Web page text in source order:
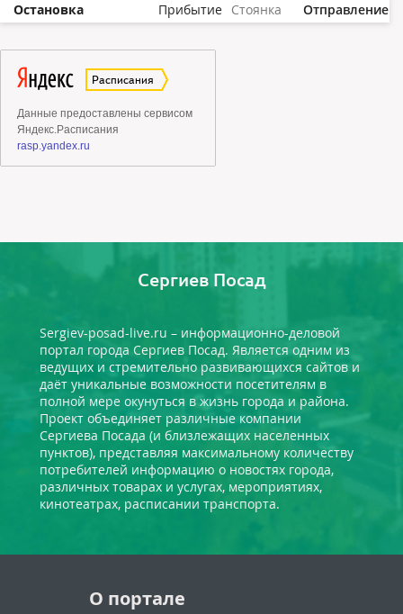
Остановка Прибытие Стоянка Отправление
Сергиев Посад
Sergiev-posad-live.ru – информационно-деловой
портал города Сергиев Посад. Является одним из
ведущих и стремительно развивающихся сайтов и
даёт уникальные возможности посетителям в
полной мере окунуться в жизнь города и района.
Проект объединяет различные компании
Сергиева Посада (и близлежащих населенных
пунктов), представляя максимальному количеству
потребителей информацию о новостях города,
различных товарах и услугах, мероприятиях,
кинотеатрах, расписании транспорта.
О портале